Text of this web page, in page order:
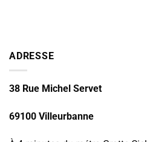
ADRESSE
38 Rue Michel Servet
69100 Villeurbanne